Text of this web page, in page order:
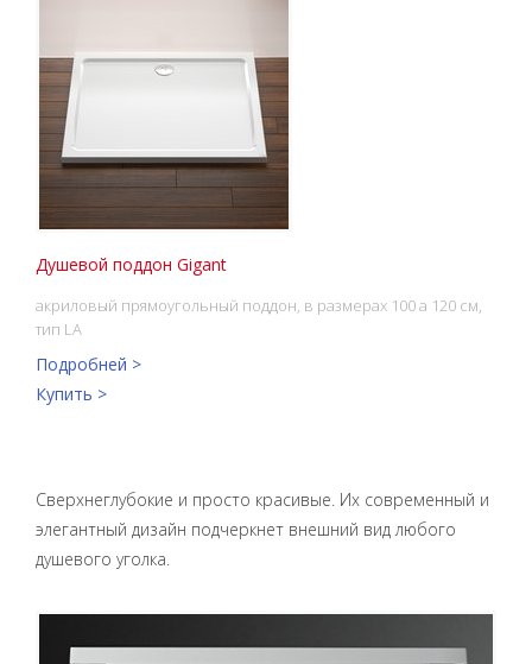
Душевой поддон Gigant
акриловый прямоугольный поддон, в размерах 100 a 120 см,
тип LA
Подробней >
Купить >
Сверхнеглубокие и просто красивые. Их современный и
элегантный дизайн подчеркнет внешний вид любого
душевого уголка.